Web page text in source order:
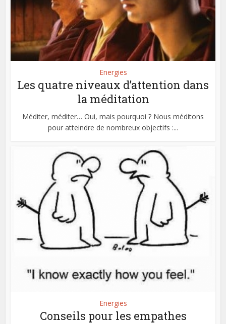
Energies
Les quatre niveaux d’attention dans
la méditation
Méditer, méditer… Oui, mais pourquoi ? Nous méditons
pour atteindre de nombreux objectifs :...
Energies
Conseils pour les empathes